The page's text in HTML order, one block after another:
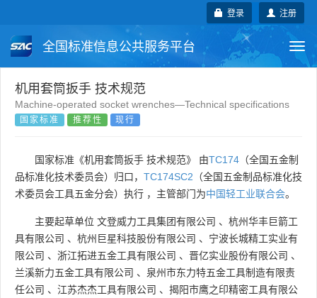
注册
登录
全国标准信息公共服务平台
国家标准 行业标准
团体标准
国外标准 技术委员会
机用套筒扳手 技术规范
Machine-operated socket wrenches—Technical specifications
国家标准 推荐性 现行
国家标准《机用套筒扳手 技术规范》 由TC174 （全国五金制
品标准化技术委员会）归口， TC174SC2 （全国五金制品标准化技
术委员会工具五金分会）执行 ，主管部门为中国轻工业联合会。
主要起草单位 文登威力工具集团有限公司 、 杭州华丰巨箭工
具有限公司 、 杭州巨星科技股份有限公司 、 宁波长城精工实业有
限公司 、 浙江拓进五金工具有限公司 、 晋亿实业股份有限公司 、
兰溪新力五金工具有限公司 、 泉州市东力特五金工具制造有限责
任公司 、 江苏杰杰工具有限公司 、 揭阳市鹰之印精密工具有限公